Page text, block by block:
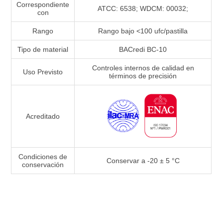
Correspondiente
con
ATCC: 6538; WDCM: 00032;
Rango Rango bajo <100 ufc/pastilla
Tipo de material BACredi BC-10
Uso Previsto
Controles internos de calidad en
términos de precisión
Acreditado
Condiciones de
conservación
Conservar a -20 ± 5 °C